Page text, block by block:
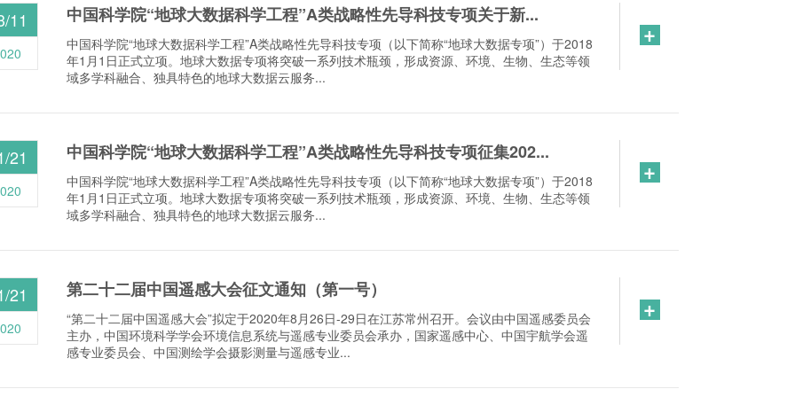
中国科学院“地球大数据科学工程”A类战略性先导科技专项关于新...
中国科学院“地球大数据科学工程”A类战略性先导科技专项（以下简称“地球大数据专项”）于2018
年1月1日正式立项。地球大数据专项将突破一系列技术瓶颈，形成资源、环境、生物、生态等领
域多学科融合、独具特色的地球大数据云服务...
11 +
中国科学院“地球大数据科学工程”A类战略性先导科技专项征集202...
中国科学院“地球大数据科学工程”A类战略性先导科技专项（以下简称“地球大数据专项”）于2018
年1月1日正式立项。地球大数据专项将突破一系列技术瓶颈，形成资源、环境、生物、生态等领
域多学科融合、独具特色的地球大数据云服务...
21 +
第二十二届中国遥感大会征文通知（第一号）
“第二十二届中国遥感大会”拟定于2020年8月26日-29日在江苏常州召开。会议由中国遥感委员会
主办，中国环境科学学会环境信息系统与遥感专业委员会承办，国家遥感中心、中国宇航学会遥
感专业委员会、中国测绘学会摄影测量与遥感专业...
21 +